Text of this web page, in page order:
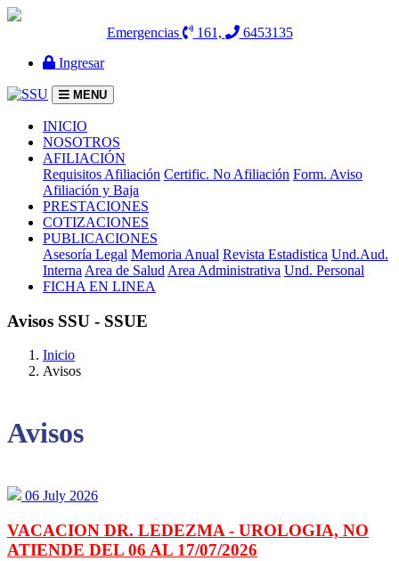
Emergencias 161,
6453135
Ingresar
MENU
INICIO
NOSOTROS
AFILIACIÓN
Requisitos Afiliación Certific. No Afiliación Form. Aviso
Afiliación y Baja
PRESTACIONES
COTIZACIONES
PUBLICACIONES
Asesoría Legal Memoria Anual Revista Estadistica Und.Aud.
Interna Area de Salud Area Administrativa Und. Personal
FICHA EN LINEA
Avisos SSU - SSUE
Inicio
Avisos
Avisos
06 July 2026
VACACION DR. LEDEZMA - UROLOGIA, NO
ATIENDE DEL 06 AL 17/07/2026